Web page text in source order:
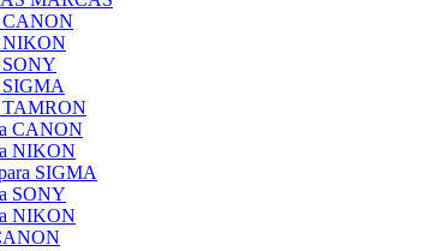
CANON
NIKON
SONY
SIGMA
TAMRON
CANON
NIKON
SIGMA
SONY
NIKON